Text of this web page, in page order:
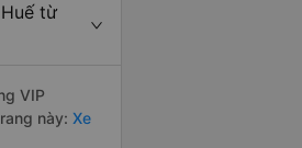
từ
VIP
này: Xe